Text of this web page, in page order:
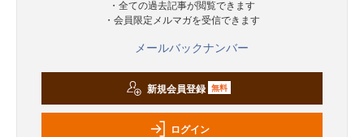
・全ての過去記事が閲覧できます
・会員限定メルマガを受信できます
メールバックナンバー
新規会員登録 無料
ログイン